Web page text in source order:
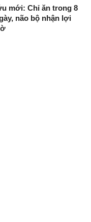
mới: Chỉ ăn trong 8
não bộ nhận lợi